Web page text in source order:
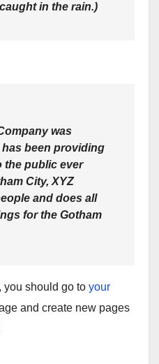
in the rain.)
was
been providing
the public ever
City, XYZ
and does all
for the Gotham
you should go to your
and create new pages